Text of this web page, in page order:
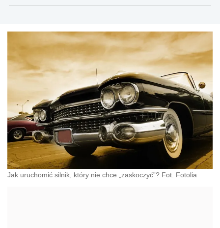
Jak uruchomić silnik, który nie chce „zaskoczyć”? Fot. Fotolia